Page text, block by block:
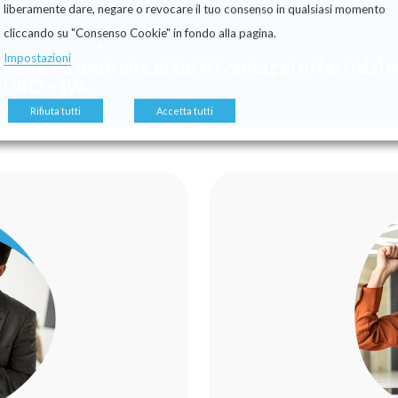
ed usufruire di tutti i vantaggi offerti dal
+ IVA.
liberamente dare, negare o revocare il tuo consenso in qualsiasi momento
cliccando su "Consenso Cookie" in fondo alla pagina.
Impostazioni
Rifiuta tutti Accetta tutti